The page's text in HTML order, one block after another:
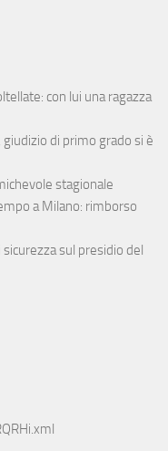
con lui una ragazza
giudizio di primo grado si è
stagionale
a Milano: rimborso
sul presidio del